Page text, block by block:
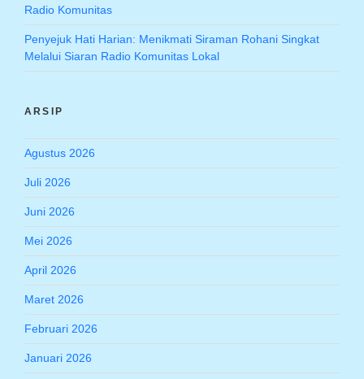
Radio Komunitas
Penyejuk Hati Harian: Menikmati Siraman Rohani Singkat
Melalui Siaran Radio Komunitas Lokal
ARSIP
Agustus 2026
Juli 2026
Juni 2026
Mei 2026
April 2026
Maret 2026
Februari 2026
Januari 2026